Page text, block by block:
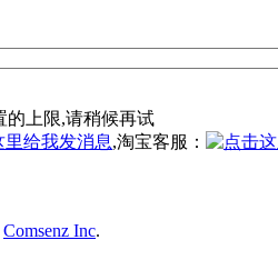
的上限,请稍候再试
,淘宝客服：
Comsenz Inc.